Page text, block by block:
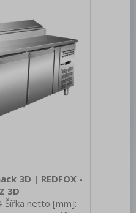
Min teplota
teplota ok
3D | REDFOX -
3D
Šířka netto [mm]: